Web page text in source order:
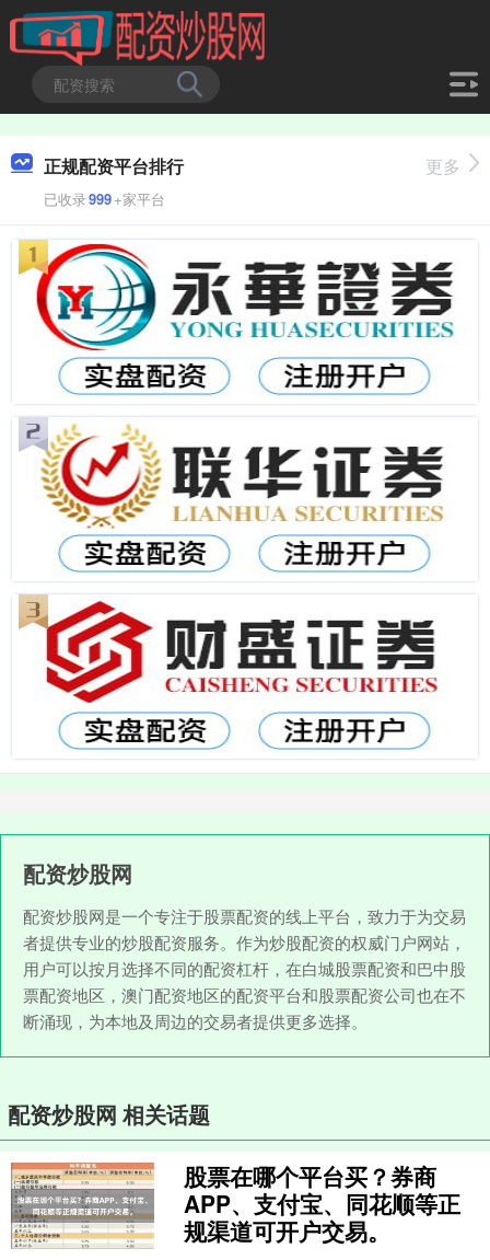
正规配资平台排行
已收录999+家平台
更多
配资炒股网
配资炒股网是一个专注于股票配资的线上平台，致力于为交易
者提供专业的炒股配资服务。作为炒股配资的权威门户网站，
用户可以按月选择不同的配资杠杆，在白城股票配资和巴中股
票配资地区，澳门配资地区的配资平台和股票配资公司也在不
断涌现，为本地及周边的交易者提供更多选择。
配资炒股网 相关话题
股票在哪个平台买？券商
APP、支付宝、同花顺等正
规渠道可开户交易。